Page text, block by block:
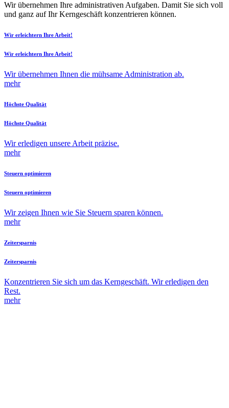
Wir übernehmen Ihre administrativen Aufgaben. Damit Sie sich voll
und ganz auf Ihr Kerngeschäft konzentrieren können.
Wir erleichtern Ihre Arbeit!
Wir erleichtern Ihre Arbeit!
Wir übernehmen Ihnen die mühsame Administration ab.
mehr
Höchste Qualität
Höchste Qualität
Wir erledigen unsere Arbeit präzise.
mehr
Steuern optimieren
Steuern optimieren
Wir zeigen Ihnen wie Sie Steuern sparen können.
mehr
Zeitersparnis
Zeitersparnis
Konzentrieren Sie sich um das Kerngeschäft. Wir erledigen den
Rest.
mehr